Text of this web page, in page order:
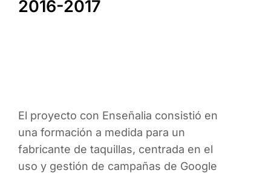
2016-2017
El proyecto con Enseñalia consistió en
una formación a medida para un
fabricante de taquillas, centrada en el
uso y gestión de campañas de Google